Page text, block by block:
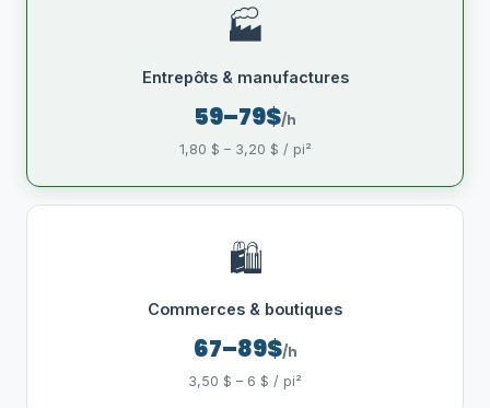
🏭
Entrepôts & manufactures
59–79$/h
1,80 $ – 3,20 $ / pi²
🛍️
Commerces & boutiques
67–89$/h
3,50 $ – 6 $ / pi²